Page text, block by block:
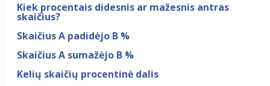
Kiek procentais didesnis ar mažesnis antras
skaičius?
Skaičius A padidėjo B %
Skaičius A sumažėjo B %
Kelių skaičių procentinė dalis